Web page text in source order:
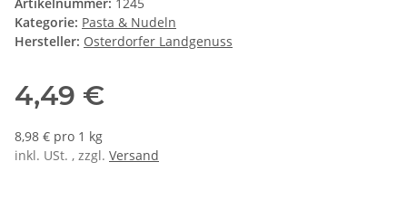
Kategorie: Pasta & Nudeln
Hersteller: Osterdorfer Landgenuss
4,49 €
8,98 € pro 1 kg
inkl. USt. , zzgl. Versand